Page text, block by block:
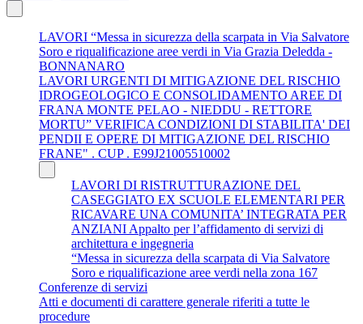
LAVORI “Messa in sicurezza della scarpata in Via Salvatore
Soro e riqualificazione aree verdi in Via Grazia Deledda -
BONNANARO
LAVORI URGENTI DI MITIGAZIONE DEL RISCHIO
IDROGEOLOGICO E CONSOLIDAMENTO AREE DI
FRANA MONTE PELAO - NIEDDU - RETTORE
MORTU” VERIFICA CONDIZIONI DI STABILITA' DEI
PENDII E OPERE DI MITIGAZIONE DEL RISCHIO
FRANE" . CUP . E99J21005510002
LAVORI DI RISTRUTTURAZIONE DEL
CASEGGIATO EX SCUOLE ELEMENTARI PER
RICAVARE UNA COMUNITA’ INTEGRATA PER
ANZIANI Appalto per l’affidamento di servizi di
architettura e ingegneria
“Messa in sicurezza della scarpata di Via Salvatore
Soro e riqualificazione aree verdi nella zona 167
Conferenze di servizi
Atti e documenti di carattere generale riferiti a tutte le
procedure